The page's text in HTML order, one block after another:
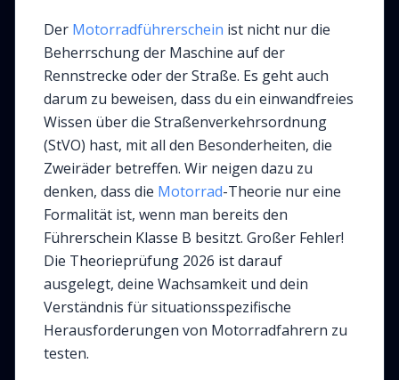
Der Motorradführerschein ist nicht nur die
Beherrschung der Maschine auf der
Rennstrecke oder der Straße. Es geht auch
darum zu beweisen, dass du ein einwandfreies
Wissen über die Straßenverkehrsordnung
(StVO) hast, mit all den Besonderheiten, die
Zweiräder betreffen. Wir neigen dazu zu
denken, dass die Motorrad-Theorie nur eine
Formalität ist, wenn man bereits den
Führerschein Klasse B besitzt. Großer Fehler!
Die Theorieprüfung 2026 ist darauf
ausgelegt, deine Wachsamkeit und dein
Verständnis für situationsspezifische
Herausforderungen von Motorradfahrern zu
testen.